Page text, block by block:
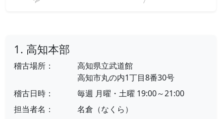
1. 高知本部
稽古場所：
高知県立武道館
高知市丸の内1丁目8番30号
稽古日時：
毎週 月曜・土曜 19:00～21:00
担当者名：
名倉（なくら）